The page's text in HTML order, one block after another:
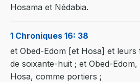
Hosama et Nédabia.
1 Chroniques 16: 38
et Obed-Edom [et Hosa] et
de soixante-huit ; et Obed-
Hosa, comme portiers ;